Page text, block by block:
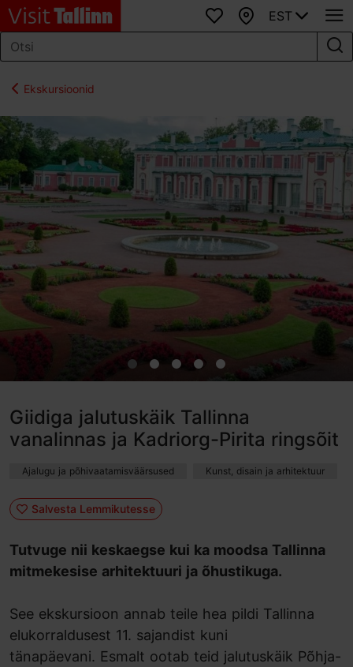
Lemmikud
Kaart
EST
Ekskursioonid
Giidiga jalutuskäik Tallinna
vanalinnas ja Kadriorg-Pirita ringsõit
Ajalugu ja põhivaatamisväärsused Kunst, disain ja arhitektuur
Salvesta Lemmikutesse
Tutvuge nii keskaegse kui ka moodsa Tallinna
mitmekesise arhitektuuri ja õhustikuga.
See ekskursioon annab teile hea pildi Tallinna
elukorraldusest 11. sajandist kuni
tänapäevani. Esmalt ootab teid jalutuskäik Põhja-